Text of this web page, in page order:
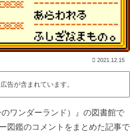
2021.12.15
告が含まれています。
ワンダーランド）』の図書館で
図鑑のコメントをまとめた記事で